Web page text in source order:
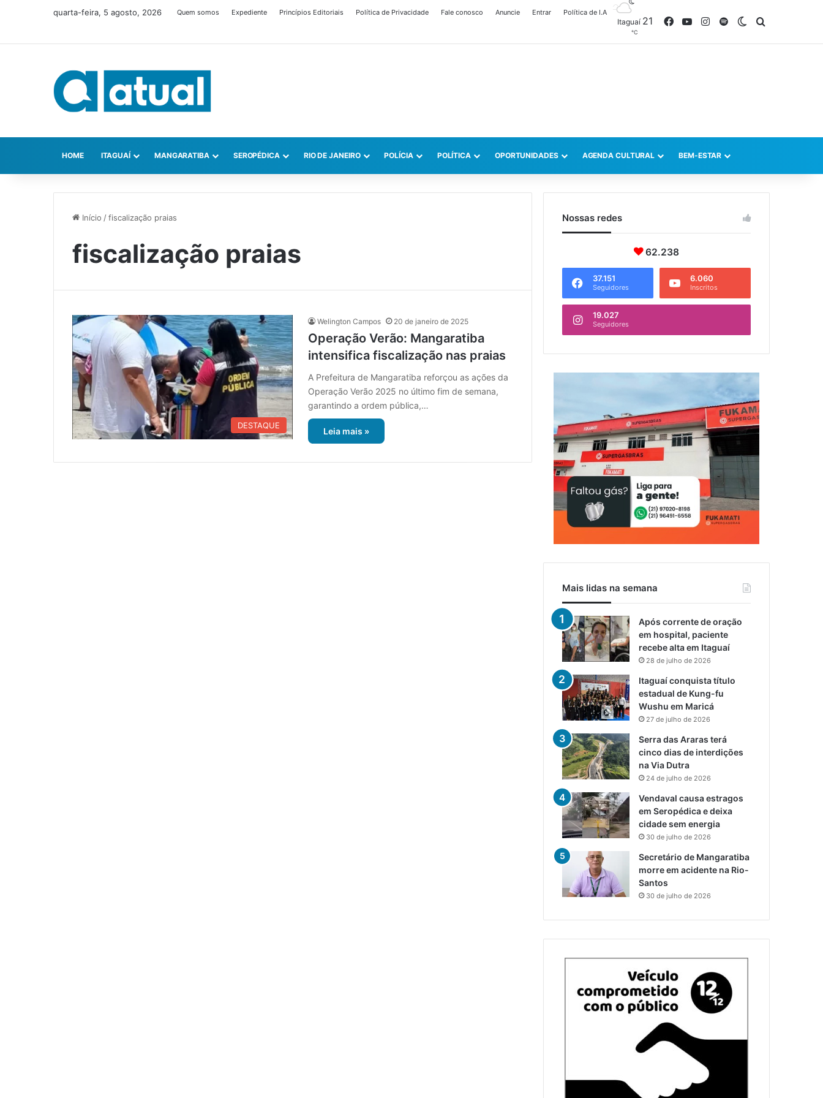
quarta-feira, 5 agosto, 2026 Quem somos Expediente Princípios Editoriais Política de Privacidade Fale conosco Anuncie Entrar Política de I.A
Itaguaí 21
℃
FacebookYouTubeInstagram
SpotifySwitch skin
HOME ITAGUAÍ MANGARATIBA SEROPÉDICA RIO DE JANEIRO POLÍCIA POLÍTICA OPORTUNIDADES AGENDA CULTURAL BEM-ESTAR
Início /fiscalização praias
fiscalização praias
DESTAQUE
Welington Campos 20 de janeiro de 2025
Operação Verão: Mangaratiba
intensifica fiscalização nas praias
A Prefeitura de Mangaratiba reforçou as ações da
Operação Verão 2025 no último fim de semana,
garantindo a ordem pública,…
Leia mais »
Nossas redes
62.238
37.151
Seguidores
6.060
Inscritos
19.027
Seguidores
Mais lidas na semana
Após corrente de oração
em hospital, paciente
recebe alta em Itaguaí
28 de julho de 2026
Itaguaí conquista título
estadual de Kung-fu
Wushu em Maricá
27 de julho de 2026
Serra das Araras terá
cinco dias de interdições
na Via Dutra
24 de julho de 2026
Vendaval causa estragos
em Seropédica e deixa
cidade sem energia
30 de julho de 2026
Secretário de Mangaratiba
morre em acidente na Rio-
Santos
30 de julho de 2026